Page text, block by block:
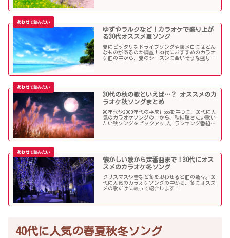
ゆずやラルクなど！カラオケで盛り上が
る30代オススメ夏ソング
夏にピッタリなドライブソングや懐メロにはどん
なものがあるのか調査！30代におすすめのカラオ
ケ曲の中から、夏のシーズンに合いそうな盛り上
30代の秋の歌といえば…？ オススメのカ
ラオケ秋ソングまとめ
90年代や2000年代の平成j-popを中心に、30代に人
気のカラオケソングの中から、秋に聴きたい歌い
たい秋ソングをピックアップ。ランキング番組で
懐かしい歌から定番曲まで！30代にオス
スメのカラオケ冬ソング
クリスマスや雪など冬を思わせる名曲の数々。30
代に人気のカラオケソングの中から、冬にオスス
メの歌だけに絞って紹介します！
40代に人気の春夏秋冬ソング